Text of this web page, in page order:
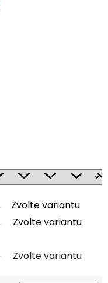
Zvolte variantu
Zvolte variantu
Zvolte variantu